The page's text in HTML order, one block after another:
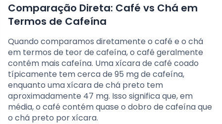
Comparação Direta: Café vs Chá em
Termos de Cafeína
Quando comparamos diretamente o café e o chá
em termos de teor de cafeína, o café geralmente
contém mais cafeína. Uma xícara de café coado
típicamente tem cerca de 95 mg de cafeína,
enquanto uma xícara de chá preto tem
aproximadamente 47 mg. Isso significa que, em
média, o café contém quase o dobro de cafeína que
o chá preto por xícara.